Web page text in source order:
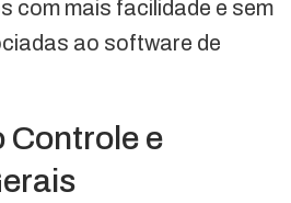
com mais facilidade e sem
ao software de
Controle e